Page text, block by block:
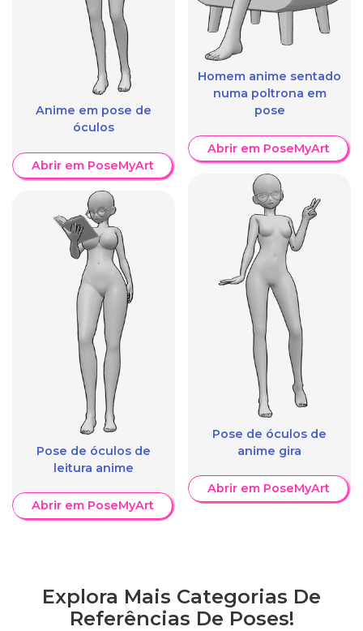
Anime em pose de
óculos
Abrir em PoseMyArt
Pose de óculos de
leitura anime
Abrir em PoseMyArt
Homem anime sentado
numa poltrona em
pose
Abrir em PoseMyArt
Pose de óculos de
anime gira
Abrir em PoseMyArt
Explora Mais Categorias De
Referências De Poses!